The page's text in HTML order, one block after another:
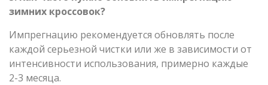
зимних кроссовок?
Импрегнацию рекомендуется обновлять после
каждой серьезной чистки или же в зависимости от
интенсивности использования, примерно каждые
2-3 месяца.